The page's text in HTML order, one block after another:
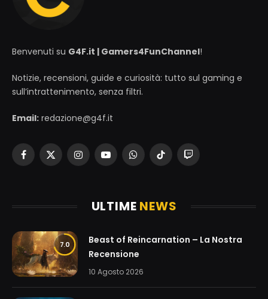
Benvenuti su G4F.it | Gamers4FunChannel!
Notizie, recensioni, guide e curiosità: tutto sul gaming e
sull’intrattenimento, senza filtri.
Email: redazione@g4f.it
Facebook
X
InstagramYouTubeWhatsAppTikTokTwitch
ULTIME NEWS
7.0
Beast of Reincarnation – La Nostra
Recensione
10 Agosto 2026